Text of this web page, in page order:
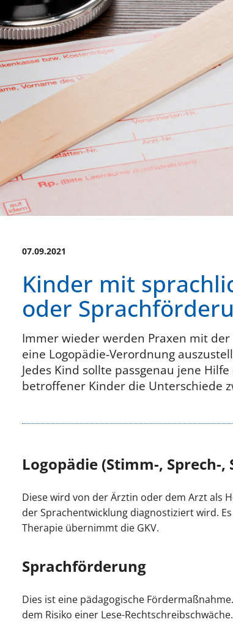
07.09.2021
Kinder mit
oder
Immer wieder werden Praxen mit
eine Logopädie-Verordnung
Jedes Kind sollte passgenau jene
betroffener Kinder die Unterschiede
Logopädie (Stimm-, Sprech-
Diese wird von der Ärztin oder dem Arzt als
der Sprachentwicklung diagnostiziert wird.
Therapie übernimmt die GKV.
Sprachförderung
Dies ist eine pädagogische
dem Risiko einer Lese-